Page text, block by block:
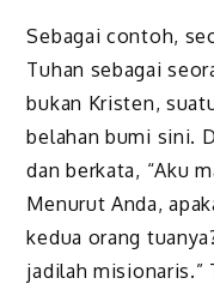
Sebagai contoh,
Tuhan sebagai
bukan Kristen,
belahan bumi sini.
dan berkata, “Aku
Menurut Anda,
kedua orang
jadilah misionaris.”